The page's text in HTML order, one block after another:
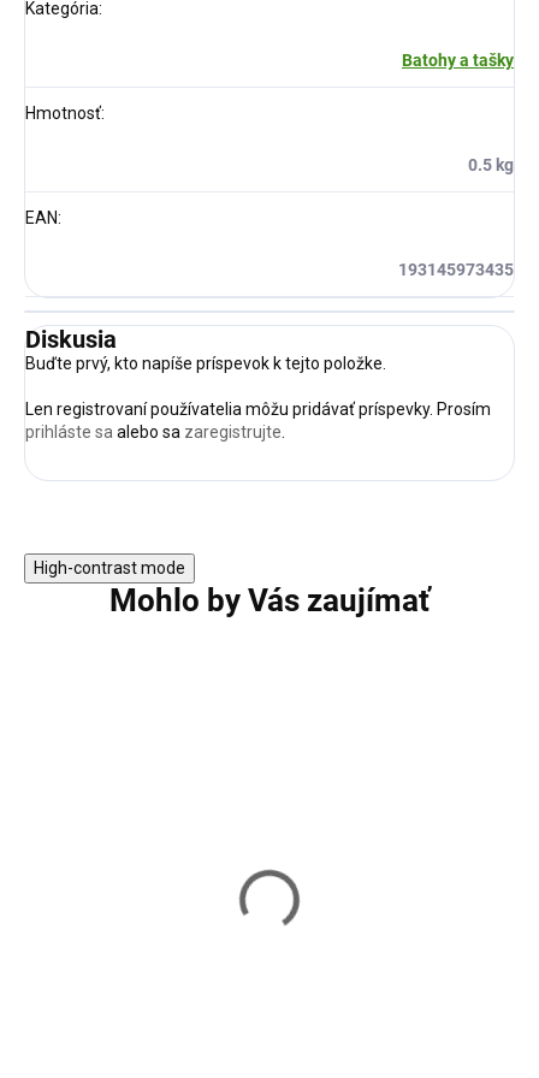
Kategória:
Batohy a tašky
Hmotnosť:
0.5 kg
EAN:
193145973435
Diskusia
Buďte prvý, kto napíše príspevok k tejto položke.
Len registrovaní používatelia môžu pridávať príspevky. Prosím
prihláste saalebo sa zaregistrujte.
High-contrast mode
Mohlo by Vás zaujímať